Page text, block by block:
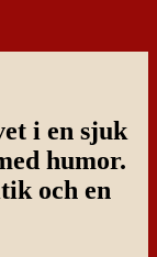
i en sjuk
humor.
och en